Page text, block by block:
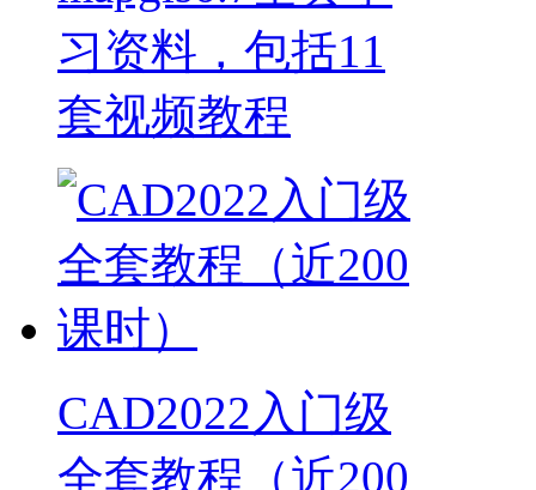
习资料，包括11
套视频教程
CAD2022入门级
全套教程（近200